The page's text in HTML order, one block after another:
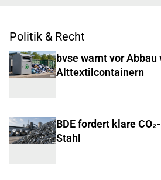
Politik & Recht
bvse warnt vor Abbau
Alttextilcontainern
BDE fordert klare
Stahl